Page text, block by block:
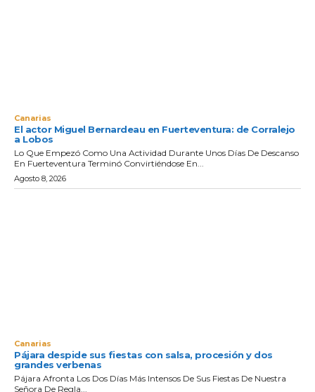
Canarias
El actor Miguel Bernardeau en Fuerteventura: de Corralejo
a Lobos
Lo Que Empezó Como Una Actividad Durante Unos Días De Descanso
En Fuerteventura Terminó Convirtiéndose En...
Agosto 8, 2026
Canarias
Pájara despide sus fiestas con salsa, procesión y dos
grandes verbenas
Pájara Afronta Los Dos Días Más Intensos De Sus Fiestas De Nuestra
Señora De Regla...